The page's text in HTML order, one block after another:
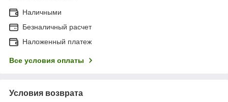
Наличными
Безналичный расчет
Наложенный платеж
Все условия оплаты
Условия возврата